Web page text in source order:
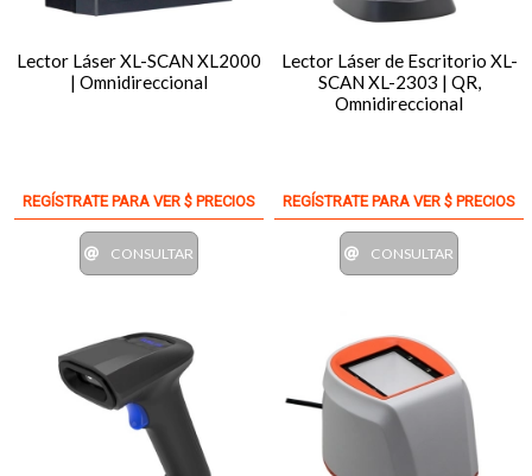
Lector Láser XL-SCAN XL2000
| Omnidireccional
REGÍSTRATE PARA VER $ PRECIOS
CONSULTAR
Lector Láser de Escritorio XL-
SCAN XL-2303 | QR,
Omnidireccional
REGÍSTRATE PARA VER $ PRECIOS
CONSULTAR